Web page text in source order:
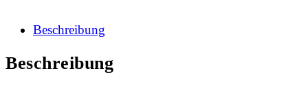
Beschreibung
Beschreibung